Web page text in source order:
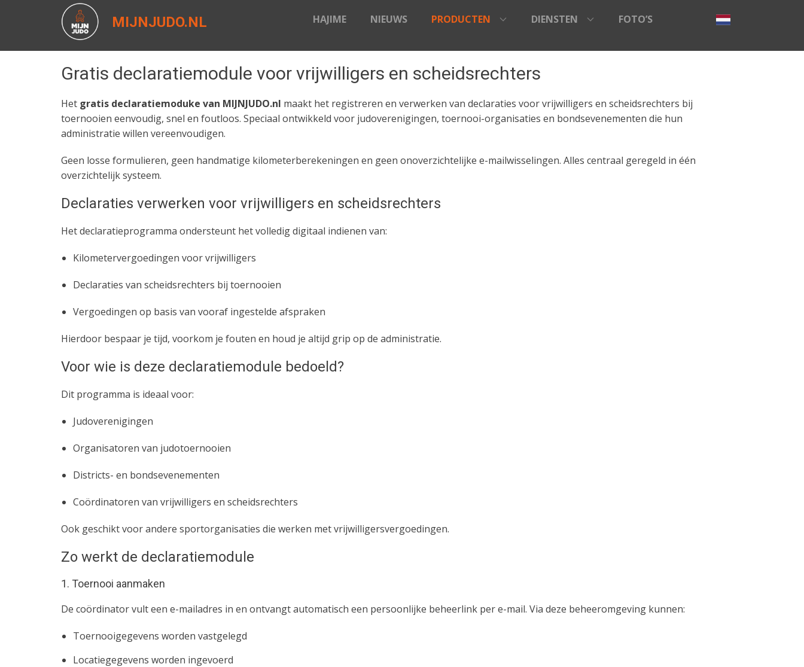
HAJIME NIEUWS PRODUCTEN DIENSTEN FOTO’S
MIJNJUDO.NL
Gratis declaratiemodule voor vrijwilligers en scheidsrechters
Het gratis declaratiemoduke van MIJNJUDO.nl maakt het registreren en verwerken van declaraties voor vrijwilligers en scheidsrechters bij
toernooien eenvoudig, snel en foutloos. Speciaal ontwikkeld voor judoverenigingen, toernooi-organisaties en bondsevenementen die hun
administratie willen vereenvoudigen.
Geen losse formulieren, geen handmatige kilometerberekeningen en geen onoverzichtelijke e-mailwisselingen. Alles centraal geregeld in één
overzichtelijk systeem.
Declaraties verwerken voor vrijwilligers en scheidsrechters
Het declaratieprogramma ondersteunt het volledig digitaal indienen van:
Kilometervergoedingen voor vrijwilligers
Declaraties van scheidsrechters bij toernooien
Vergoedingen op basis van vooraf ingestelde afspraken
Hierdoor bespaar je tijd, voorkom je fouten en houd je altijd grip op de administratie.
Voor wie is deze declaratiemodule bedoeld?
Dit programma is ideaal voor:
Judoverenigingen
Organisatoren van judotoernooien
Districts- en bondsevenementen
Coördinatoren van vrijwilligers en scheidsrechters
Ook geschikt voor andere sportorganisaties die werken met vrijwilligersvergoedingen.
Zo werkt de declaratiemodule
1. Toernooi aanmaken
De coördinator vult een e-mailadres in en ontvangt automatisch een persoonlijke beheerlink per e-mail. Via deze beheeromgeving kunnen:
Toernooigegevens worden vastgelegd
Locatiegegevens worden ingevoerd